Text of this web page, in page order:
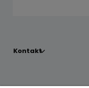
Kontakt